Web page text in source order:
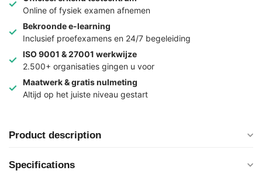
Online of fysiek examen afnemen
Bekroonde e-learning
Inclusief proefexamens en 24/7 begeleiding
ISO 9001 & 27001 werkwijze
2.500+ organisaties gingen u voor
Maatwerk & gratis nulmeting
Altijd op het juiste niveau gestart
Product description
Specifications